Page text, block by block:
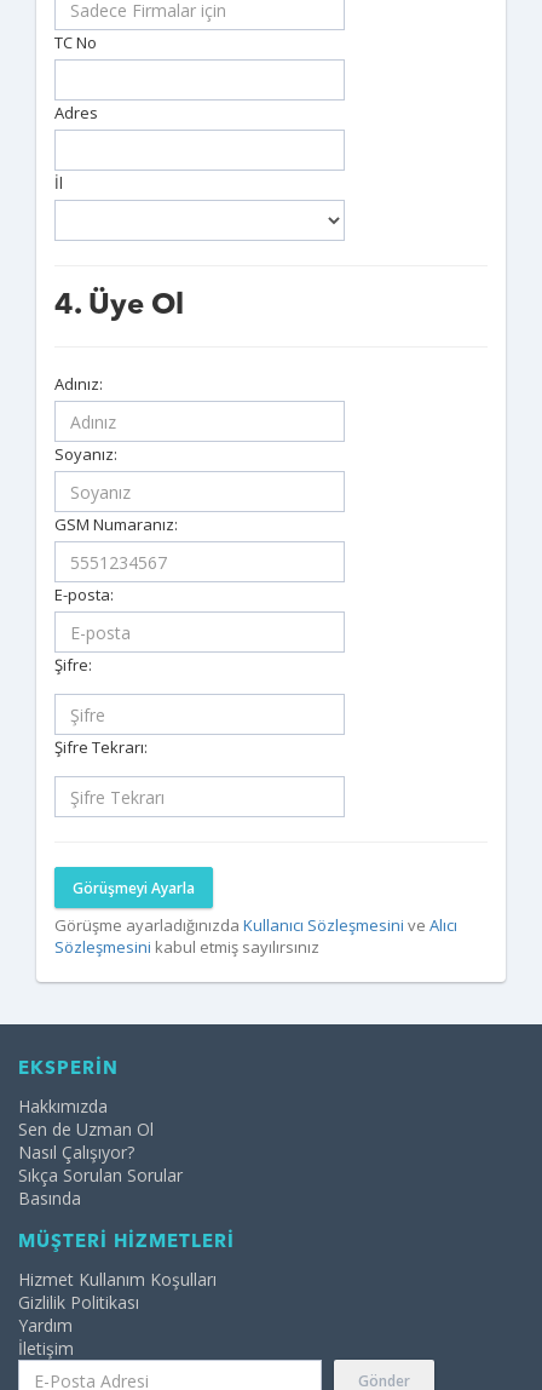
TC No
Adres
İl
4. Üye Ol
Adınız:
Soyanız:
GSM Numaranız:
E-posta:
Şifre:
Şifre Tekrarı:
Görüşmeyi Ayarla
Görüşme ayarladığınızda Kullanıcı Sözleşmesini ve Alıcı
Sözleşmesini kabul etmiş sayılırsınız
EKSPERİN
Hakkımızda
Sen de Uzman Ol
Nasıl Çalışıyor?
Sıkça Sorulan Sorular
Basında
MÜŞTERİ HİZMETLERİ
Hizmet Kullanım Koşulları
Gizlilik Politikası
Yardım
İletişim
Gönder